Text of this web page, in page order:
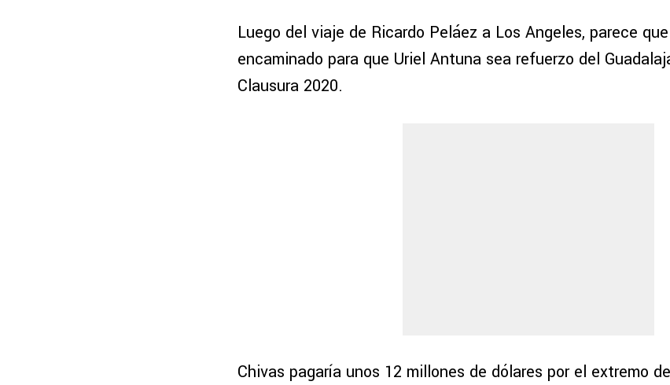
Luego del viaje de Ricardo Peláez a Los Angeles, parece
encaminado para que Uriel Antuna sea refuerzo del
Clausura 2020.
Chivas pagaría unos 12 millones de dólares por el extremo